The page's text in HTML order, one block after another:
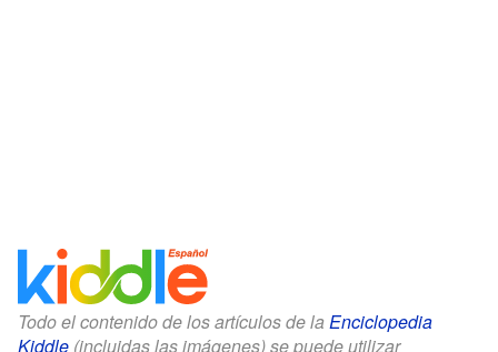
Todo el contenido de los artículos de la Enciclopedia
Kiddle (incluidas las imágenes) se puede utilizar